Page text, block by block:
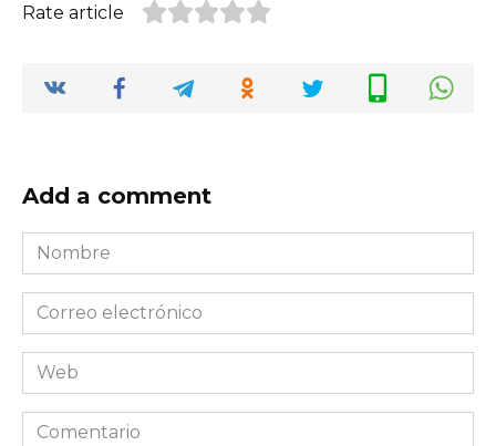
Rate article
Add a comment
Nombre
*
Correo
electrónico
*Web
Comentario